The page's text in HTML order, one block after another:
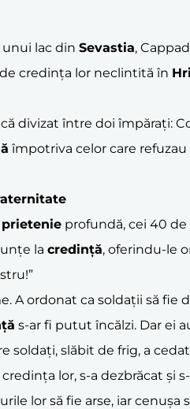
lac din Sevastia,
credința lor neclintită în
divizat între doi împărați:
împotriva celor care
prietenie profundă, cei 40
la credință, oferindu-le
A ordonat ca soldații să
s-ar fi putut încălzi. Dar ei
slăbit de frig, a
credința lor, s-a dezbrăcat și
lor să fie arse, iar